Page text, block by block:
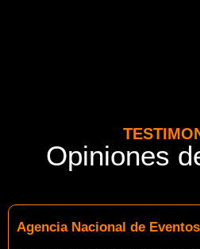
Opiniones
Agencia Nacional de Eventos